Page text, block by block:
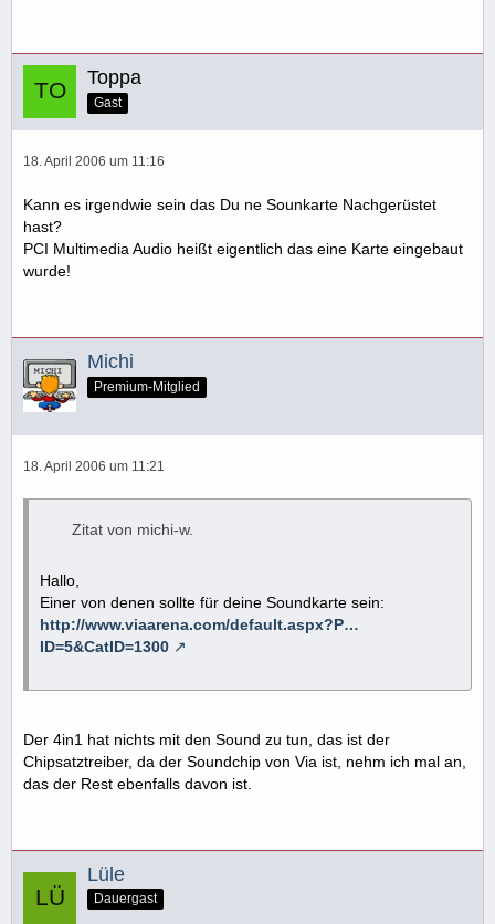
Toppa
Gast
18. April 2006 um 11:16
Kann es irgendwie sein das Du ne Sounkarte Nachgerüstet
hast?
PCI Multimedia Audio heißt eigentlich das eine Karte eingebaut
wurde!
Michi
Premium-Mitglied
18. April 2006 um 11:21
Zitat von michi-w.
Hallo,
Einer von denen sollte für deine Soundkarte sein:
http://www.viaarena.com/default.aspx?P…
ID=5&CatID=1300
Der 4in1 hat nichts mit den Sound zu tun, das ist der
Chipsatztreiber, da der Soundchip von Via ist, nehm ich mal an,
das der Rest ebenfalls davon ist.
Lüle
Dauergast